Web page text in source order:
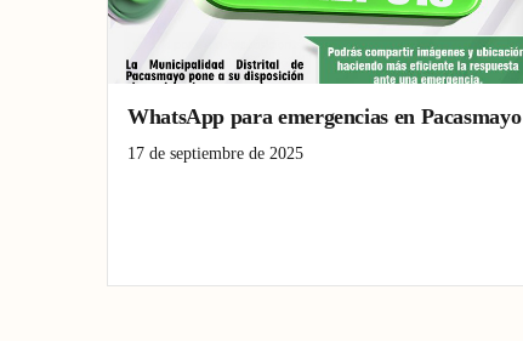
WhatsApp para emergencias en Pacasmayo
17 de septiembre de 2025